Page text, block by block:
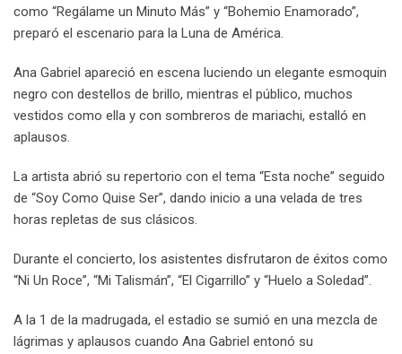
como “Regálame un Minuto Más” y “Bohemio Enamorado”,
preparó el escenario para la Luna de América.
Ana Gabriel apareció en escena luciendo un elegante esmoquin
negro con destellos de brillo, mientras el público, muchos
vestidos como ella y con sombreros de mariachi, estalló en
aplausos.
La artista abrió su repertorio con el tema “Esta noche” seguido
de “Soy Como Quise Ser”, dando inicio a una velada de tres
horas repletas de sus clásicos.
Durante el concierto, los asistentes disfrutaron de éxitos como
“Ni Un Roce”, “Mi Talismán”, “El Cigarrillo” y “Huelo a Soledad”.
A la 1 de la madrugada, el estadio se sumió en una mezcla de
lágrimas y aplausos cuando Ana Gabriel entonó su